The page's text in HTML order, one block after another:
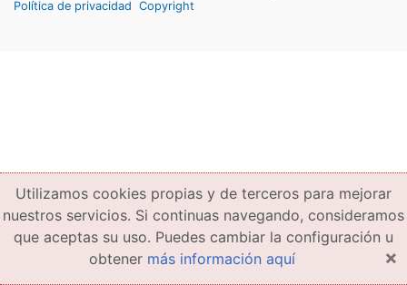
Política de privacidad Copyright
Utilizamos cookies propias y de terceros para mejorar
nuestros servicios. Si continuas navegando, consideramos
que aceptas su uso. Puedes cambiar la configuración u
obtener más información aquí ×